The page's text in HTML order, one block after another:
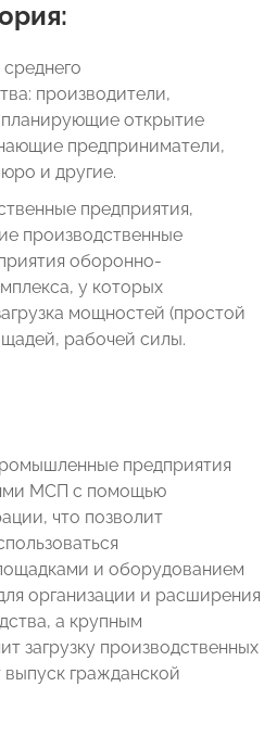
производители,
открытие
предприниматели,
и другие.
предприятия,
производственные
оборонно-
у которых
мощностей (простой
рабочей силы.
предприятия
МСП с помощью
что позволит
и оборудованием
организации и расширения
а крупным
загрузку производственных
гражданской